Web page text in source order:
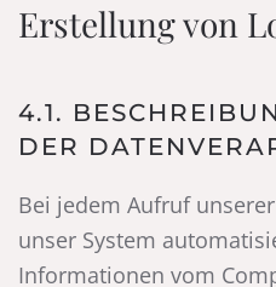
Erstellung von
4.1.
DER
Bei jedem Aufruf
unser System
Informationen vom